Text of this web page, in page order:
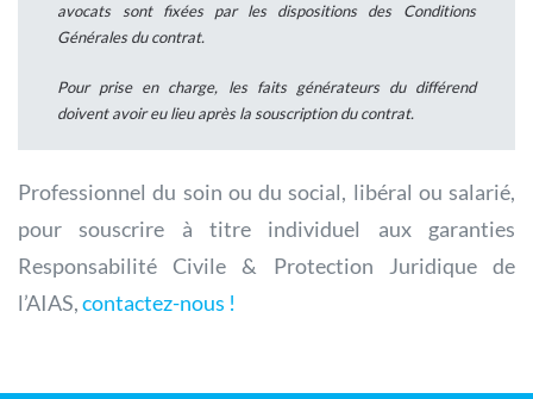
avocats sont fixées par les dispositions des Conditions
Générales du contrat.
Pour prise en charge, les faits générateurs du différend
doivent avoir eu lieu après la souscription du contrat.
Professionnel du soin ou du social, libéral ou salarié,
pour souscrire à titre individuel aux garanties
Responsabilité Civile & Protection Juridique de
l’AIAS,contactez-nous !